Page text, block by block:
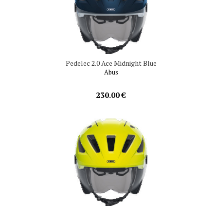
Pedelec 2.0 Ace Midnight Blue
Abus
230.00 €